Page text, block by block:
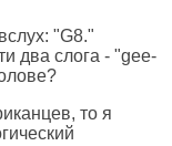
"G8."
два слога - "gee-
то я